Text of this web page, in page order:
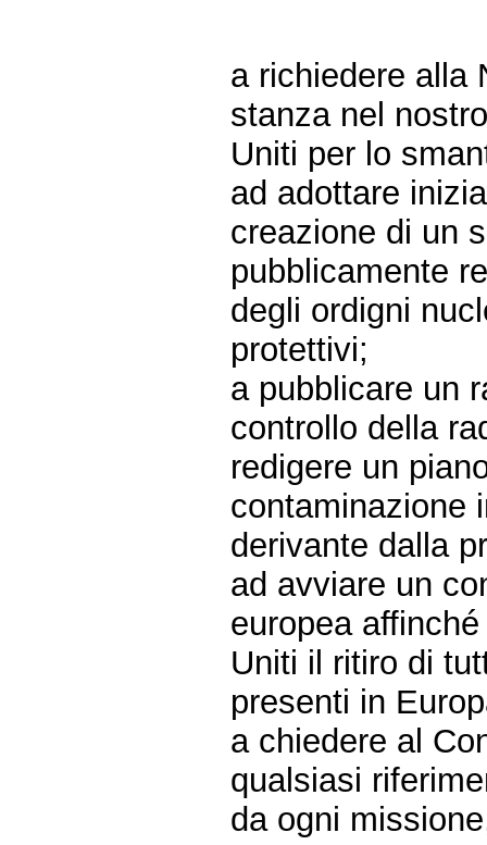
a richiedere alla
stanza nel
Uniti per lo
ad adottare
creazione di un
pubblicamente
degli ordigni
protettivi;
a pubblicare un
controllo della
redigere un
contaminazione
derivante dalla
ad avviare un
europea
Uniti il ritiro di
presenti in
a chiedere al
qualsiasi
da ogni